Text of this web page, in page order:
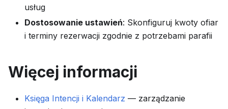
usług
Dostosowanie ustawień: Skonfiguruj kwoty ofiar
i terminy rezerwacji zgodnie z potrzebami parafii
Więcej informacji
Księga Intencji i Kalendarz — zarządzanie